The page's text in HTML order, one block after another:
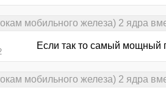
мобильного железа) 2 ядра
Если так то самый мощный
мобильного железа) 2 ядра